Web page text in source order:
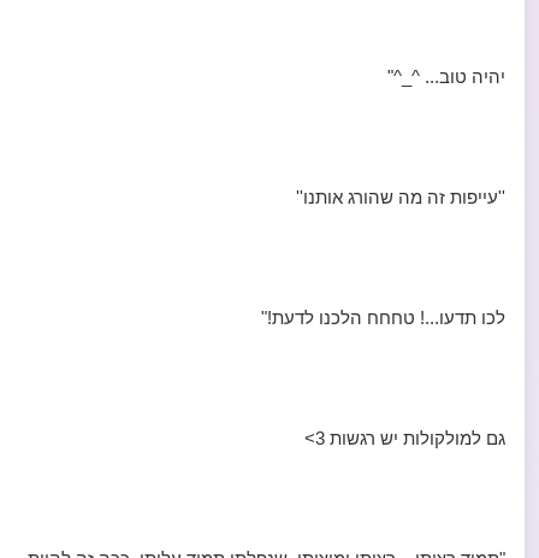
יהיה טוב... ^_^"
''עייפות זה מה שהורג אותנו''
לכו תדעו...! טחחח הלכנו לדעת!"
גם למולקולות יש רגשות 3>